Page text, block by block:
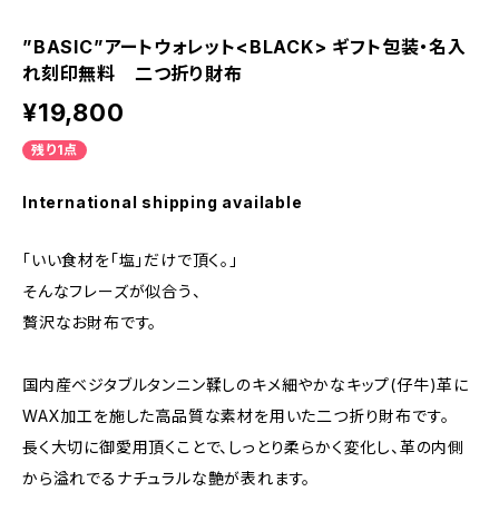
”BASIC”アートウォレット<BLACK> ギフト包装・名入
れ刻印無料 二つ折り財布
¥19,800
残り1点
International shipping available
「いい食材を「塩」だけで頂く。」
そんなフレーズが似合う、
贅沢なお財布です。
国内産ベジタブルタンニン鞣しのキメ細やかなキップ(仔牛)革に
WAX加工を施した高品質な素材を用いた二つ折り財布です。
長く大切に御愛用頂くことで、しっとり柔らかく変化し、革の内側
から溢れでるナチュラルな艶が表れます。